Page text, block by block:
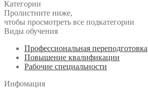
Категории
Пролистните ниже,
чтобы просмотреть все подкатегории
Виды обучения
Профессиональная переподготовка
Повышение квалификации
Рабочие специальности
Инфомация